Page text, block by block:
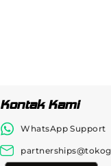
Kontak Kami
WhatsApp Support